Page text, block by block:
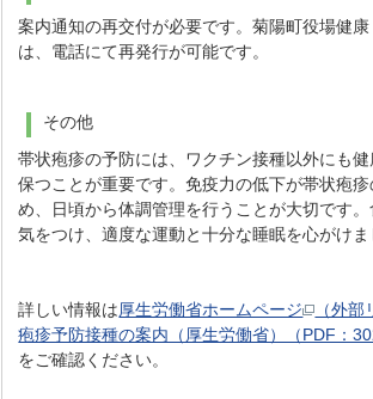
案内通知の再交付が必要です。菊陽町役場健
は、電話にて再発行が可能です。
その他
帯状疱疹の予防には、ワクチン接種以外にも
保つことが重要です。免疫力の低下が帯状疱
め、日頃から体調管理を行うことが大切です
気をつけ、適度な運動と十分な睡眠を心がけま
詳しい情報は厚生労働省ホームページ （外部
疱疹予防接種の案内（厚生労働省）（PDF：
をご確認ください。